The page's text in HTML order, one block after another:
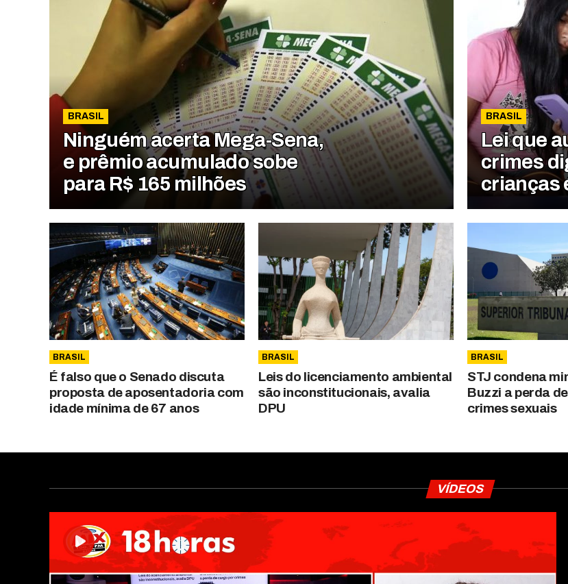
BRASIL
Ninguém acerta Mega-Sena,
e prêmio acumulado sobe
para R$ 165 milhões
BRASIL
Lei que
crimes
crianças
BRASIL
É falso que o Senado discuta
proposta de aposentadoria com
idade mínima de 67 anos
BRASIL
Leis do licenciamento ambiental
são inconstitucionais, avalia
DPU
BRASIL
STJ condena
Buzzi a perda
crimes sexuais
VÍDEOS